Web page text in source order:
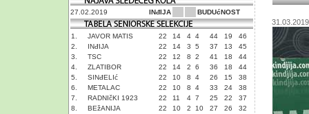
27.02.2019 INđIJA BUDUćNOST
1. JAVOR MATIS 22 14 4 4 44 19
46
2.
INđIJA 22 14 3 5 37 13
45
3.
TSC 22 12 8 2 41 18
44
4.
ZLATIBOR 22 14 2 6 36 18
44
5.
SINđELIć 22 10 8 4 26 15
38
6.
METALAC 22 10 8 4 33 24
38
7.
RADNIčKI 1923 22 11 4 7 25 22
37
8.
BEžANIJA 22 10 2 10 27 26
32
31.03.2019